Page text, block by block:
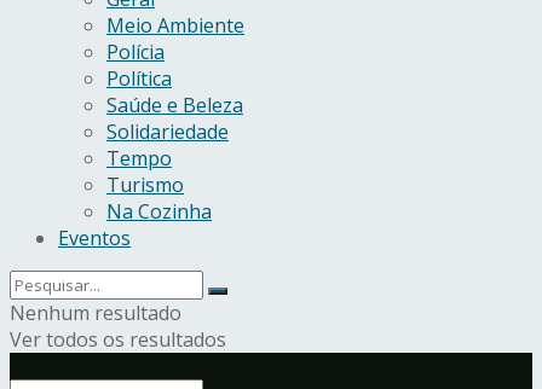
Meio Ambiente
Polícia
Política
Saúde e Beleza
Solidariedade
Tempo
Turismo
Na Cozinha
Eventos
Nenhum resultado
Ver todos os resultados